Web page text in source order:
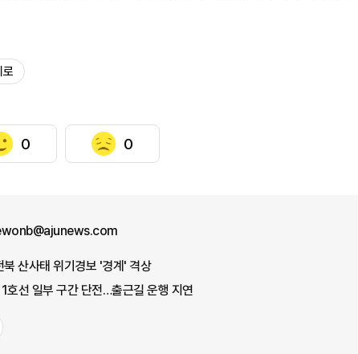
로
0 0
북 산사태 위기경보 '경계' 격상
호선 일부 구간 단전…출근길 운행 지연